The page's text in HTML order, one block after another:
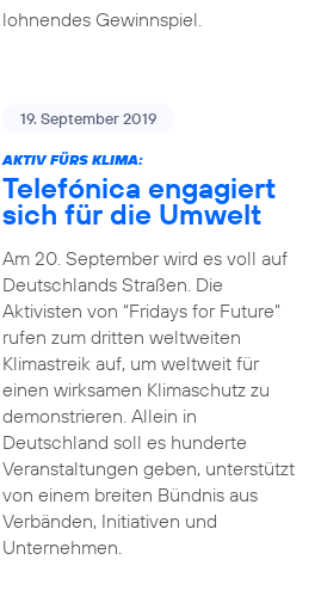
lohnendes Gewinnspiel.
19. September 2019
AKTIV FÜRS KLIMA:
Telefónica engagiert
sich für die Umwelt
Am 20. September wird es voll auf
Deutschlands Straßen. Die
Aktivisten von “Fridays for Future”
rufen zum dritten weltweiten
Klimastreik auf, um weltweit für
einen wirksamen Klimaschutz zu
demonstrieren. Allein in
Deutschland soll es hunderte
Veranstaltungen geben, unterstützt
von einem breiten Bündnis aus
Verbänden, Initiativen und
Unternehmen.